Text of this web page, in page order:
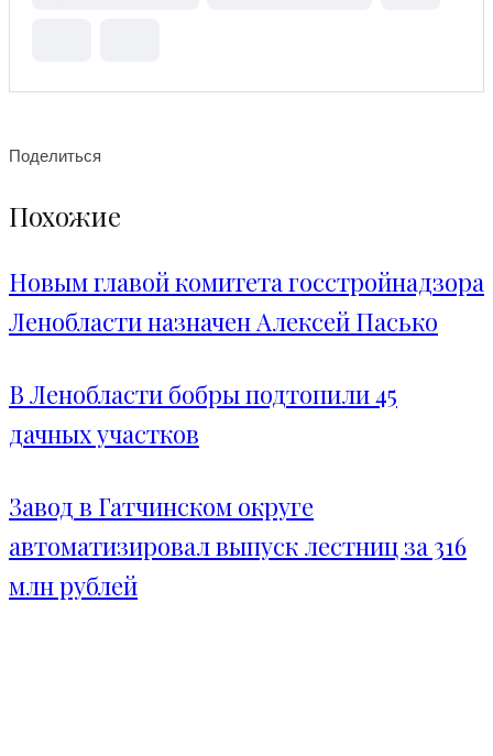
Поделиться
Похожие
Новым главой комитета госстройнадзора
Ленобласти назначен Алексей Пасько
В Ленобласти бобры подтопили 45
дачных участков
Завод в Гатчинском округе
автоматизировал выпуск лестниц за 316
млн рублей